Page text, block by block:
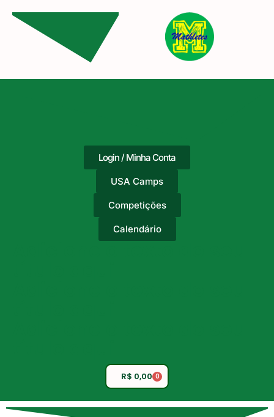
Login / Minha Conta
USA Camps
Competições
Calendário
Adicione o texto do seu
R$ 0,00 0